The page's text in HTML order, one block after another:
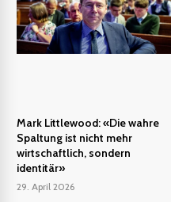
Mark Littlewood: «Die wahre
Spaltung ist nicht mehr
wirtschaftlich, sondern
identitär»
29. April 2026